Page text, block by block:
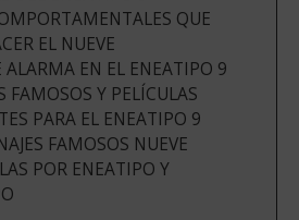
QUE
EL NUEVE
ALARMA EN EL ENEATIPO 9
FAMOSOS Y PELÍCULAS
PARA EL ENEATIPO 9
FAMOSOS NUEVE
POR ENEATIPO Y